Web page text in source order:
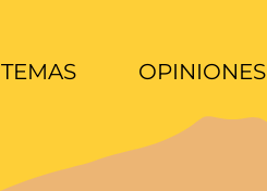
TEMAS OPINIONES